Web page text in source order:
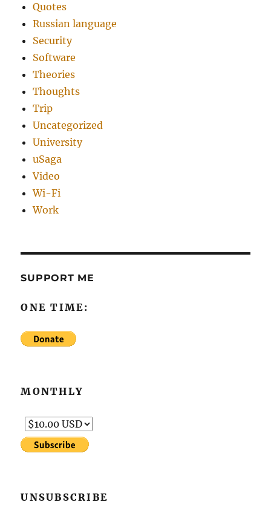
Quotes
Russian language
Security
Software
Theories
Thoughts
Trip
Uncategorized
University
uSaga
Video
Wi-Fi
Work
SUPPORT ME
ONE TIME:
MONTHLY
UNSUBSCRIBE